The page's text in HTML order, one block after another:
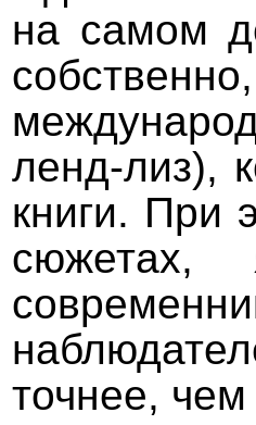
на самом
ленд-лиз),
книги. При
сюжетах,
точнее,